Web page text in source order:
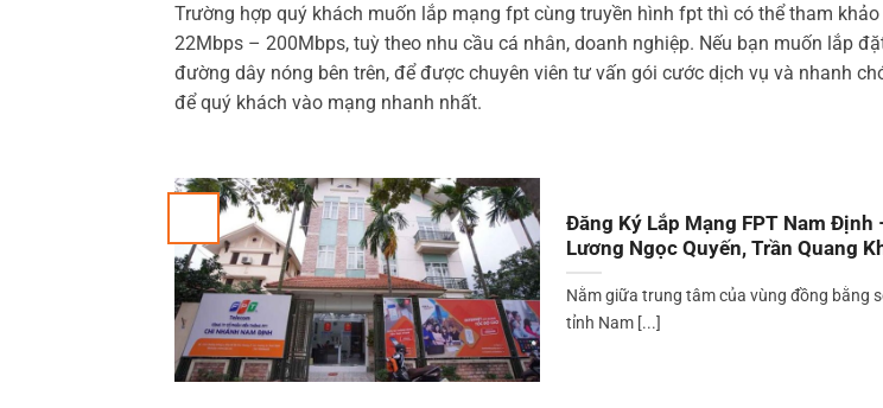
Trường hợp quý khách muốn lắp mạng fpt cùng truyền hình fpt thì có thể tham
22Mbps – 200Mbps, tuỳ theo nhu cầu cá nhân, doanh nghiệp. Nếu bạn muốn lắp
đường dây nóng bên trên, để được chuyên viên tư vấn gói cước dịch vụ và nhanh
để quý khách vào mạng nhanh nhất.
Đăng Ký Lắp Mạng FPT Nam Định
Lương Ngọc Quyến, Trần Quang
Nằm giữa trung tâm của vùng đồng bằng
tỉnh Nam [...]